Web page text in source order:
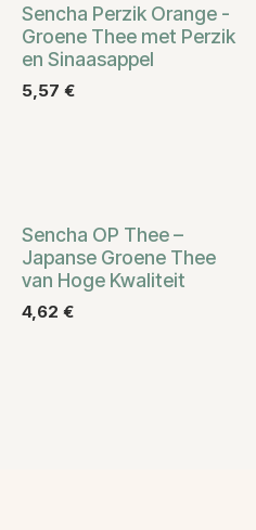
Sencha Perzik Orange -
Groene Thee met Perzik
en Sinaasappel
5,57 €
Sencha OP Thee –
Japanse Groene Thee
van Hoge Kwaliteit
4,62 €